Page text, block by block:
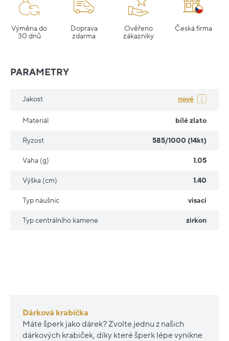
Výměna do
30 dnů
Doprava
zdarma
Ověřeno
zákazníky
Česká firma
Dárková krabička
Máte šperk jako dárek? Zvolte jednu z našich
dárkových krabiček, díky které šperk lépe vynikne
PARAMETRY
Jakost nové
Materiál bílé zlato
Ryzost 585/1000 (14kt)
Vaha (g) 1.05
Výška (cm) 1.40
Typ náušnic visací
Typ centrálního kamene zirkon